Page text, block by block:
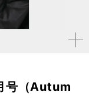
拡大す
号（Autum